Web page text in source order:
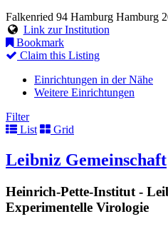
Falkenried 94 Hamburg Hamburg
Link zur Institution
Bookmark
Claim this Listing
Einrichtungen in der Nähe
Weitere Einrichtungen
Filter
List
Grid
Leibniz Gemeinschaft
Heinrich-Pette-Institut -
Experimentelle Virologie